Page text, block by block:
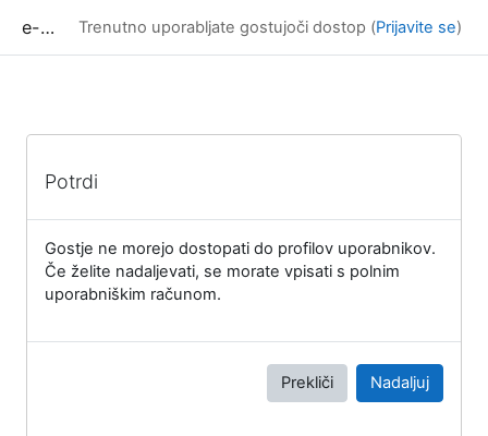
e-učilnica UP FAMNIT Trenutno uporabljate gostujoči dostop (Prijavite se)
Potrdi
Gostje ne morejo dostopati do profilov uporabnikov.
Če želite nadaljevati, se morate vpisati s polnim
uporabniškim računom.
Prekliči Nadaljuj